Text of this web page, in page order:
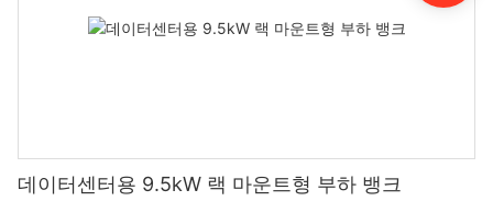
데이터센터용 9.5kW 랙 마운트형 부하 뱅크